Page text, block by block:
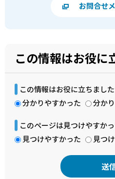
お問合せ
この情報はお役に
この情報はお役に立ちました
分かりやすかった
分か
このページは見つけやすか
見つけやすかった
見つ